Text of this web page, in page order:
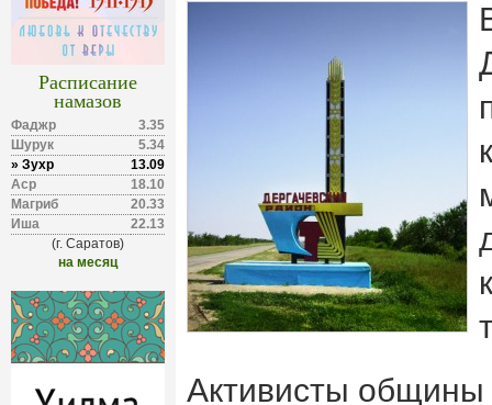
Расписание
намазов
Фаджр
3.35
Шурук
5.34
» Зухр
13.09
Аср
18.10
Магриб
20.33
Иша
22.13
(г. Саратов)
на месяц
Активисты